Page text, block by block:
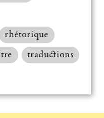
rhétorique
traductions